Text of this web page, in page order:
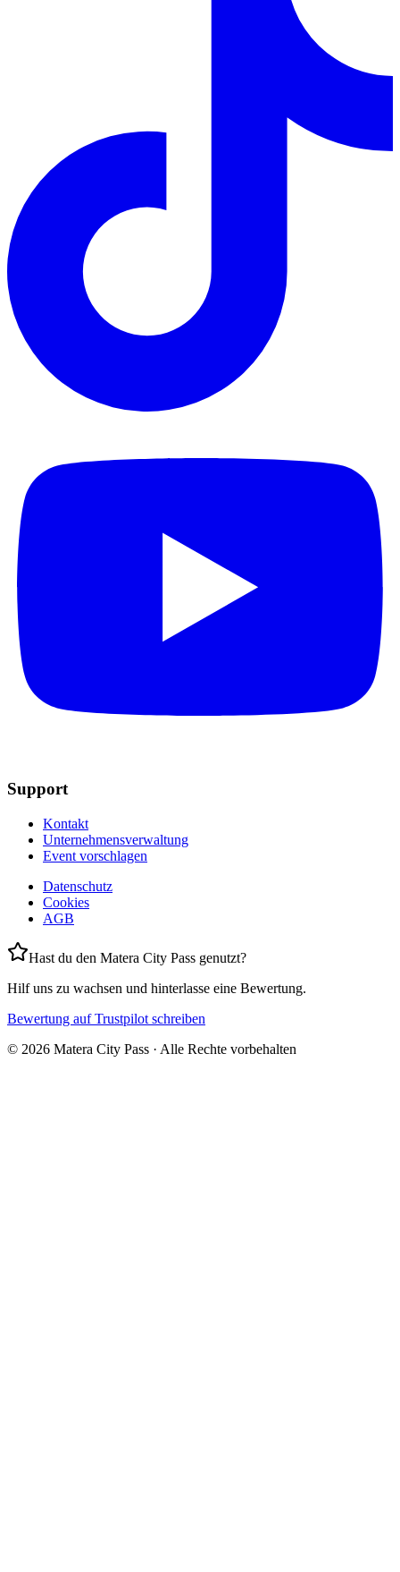
Support
Kontakt
Unternehmensverwaltung
Event vorschlagen
Datenschutz
Cookies
AGB
Hast du den Matera City Pass genutzt?
Hilf uns zu wachsen und hinterlasse eine Bewertung.
Bewertung auf Trustpilot schreiben
© 2026 Matera City Pass · Alle Rechte vorbehalten